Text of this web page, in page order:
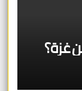
غزة؟